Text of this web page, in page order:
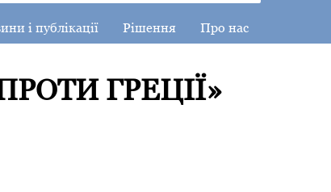
і публікації Рішення Про нас
ГРЕЦІЇ»